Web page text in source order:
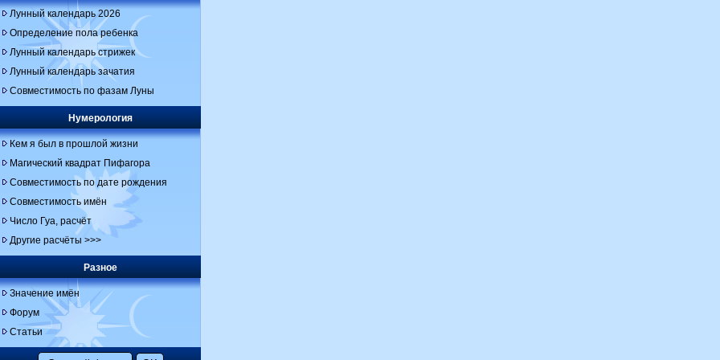
Лунный календарь 2026
Определение пола ребенка
Лунный календарь стрижек
Лунный календарь зачатия
Совместимость по фазам Луны
Нумерология
Кем я был в прошлой жизни
Магический квадрат Пифагора
Совместимость по дате рождения
Совместимость имён
Число Гуа, расчёт
Другие расчёты >>>
Разное
Значение имён
Форум
Статьи